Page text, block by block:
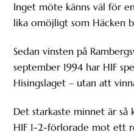
Inget möte känns väl för
lika omöjligt som Häcken
Sedan vinsten på
september 1994 har HIF
Hisingslaget – utan att
Det starkaste minnet är så
HIF 1-2-förlorade mot ett